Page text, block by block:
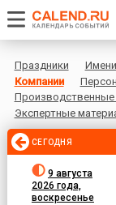
Праздники
Компании
Производственные
Экспертные
СЕГОДНЯ
9 августа
2026 года,
воскресенье